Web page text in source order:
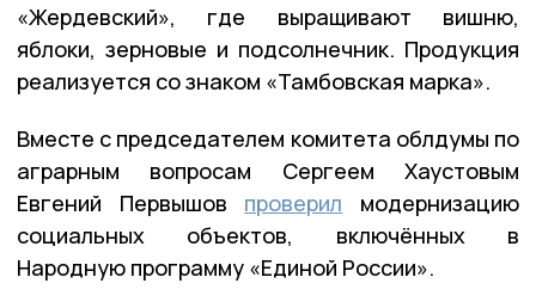
«Жердевский», где выращивают вишню,
яблоки, зерновые и подсолнечник. Продукция
реализуется со знаком «Тамбовская марка».
Вместе с председателем комитета облдумы по
аграрным вопросам Сергеем Хаустовым
Евгений Первышов проверил модернизацию
социальных объектов, включённых в
Народную программу «Единой России».